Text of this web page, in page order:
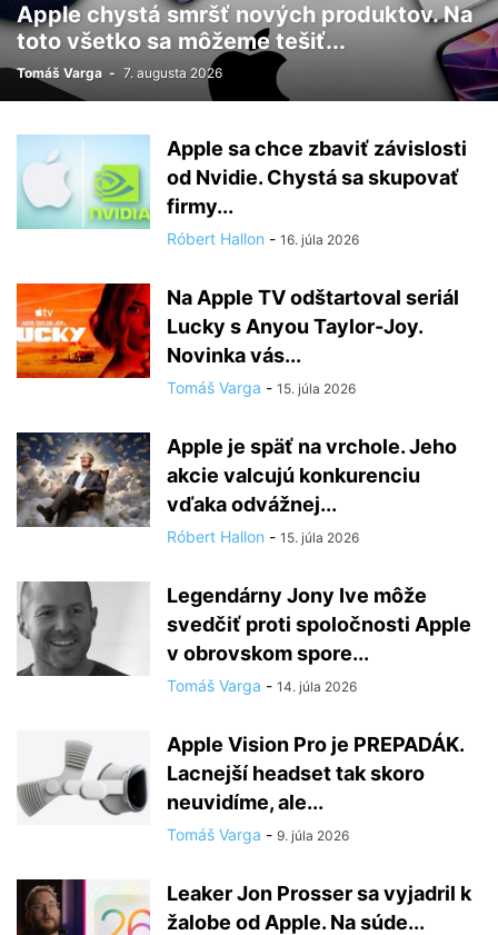
Apple chystá smršť nových produktov. Na
toto všetko sa môžeme tešiť...
Tomáš Varga - 7. augusta 2026
Apple sa chce zbaviť závislosti
od Nvidie. Chystá sa skupovať
firmy...
Róbert Hallon - 16. júla 2026
Na Apple TV odštartoval seriál
Lucky s Anyou Taylor-Joy.
Novinka vás...
Tomáš Varga - 15. júla 2026
Apple je späť na vrchole. Jeho
akcie valcujú konkurenciu
vďaka odvážnej...
Róbert Hallon - 15. júla 2026
Legendárny Jony Ive môže
svedčiť proti spoločnosti Apple
v obrovskom spore...
Tomáš Varga - 14. júla 2026
Apple Vision Pro je PREPADÁK.
Lacnejší headset tak skoro
neuvidíme, ale...
Tomáš Varga - 9. júla 2026
Leaker Jon Prosser sa vyjadril k
žalobe od Apple. Na súde...